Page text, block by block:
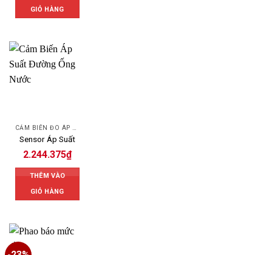
GIỎ HÀNG
CẢM BIẾN ĐO ÁP SUẤT
Sensor Áp Suất
2.244.375₫
THÊM VÀO
GIỎ HÀNG